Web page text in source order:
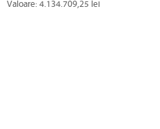
Valoare: 4.134.709,25 lei